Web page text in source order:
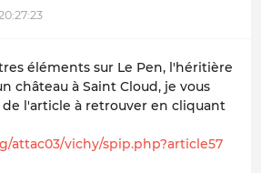
éléments sur Le Pen, l'héritière
château à Saint Cloud, je vous
l'article à retrouver en cliquant
attac03/vichy/spip.php?article57